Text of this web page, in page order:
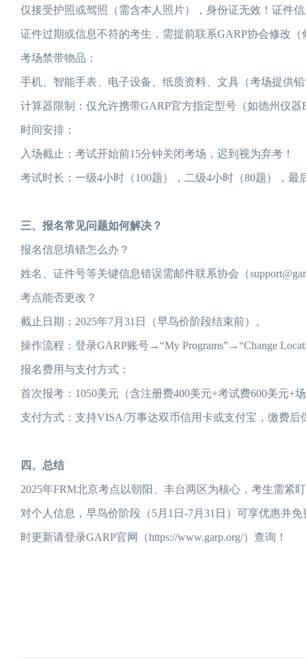
仅接受护照或驾照（需含本人照片），身份证无效！证件
证件过期或信息不符的考生，需提前联系GARP协会修改
考场禁带物品：
手机、智能手表、电子设备、纸质资料、文具（考场提供
计算器限制：仅允许携带GARP官方指定型号（如德州仪器
时间安排：
入场截止：考试开始前15分钟关闭考场，迟到视为弃考！
考试时长：一级4小时（100题），二级4小时（80题），最
三、报名常见问题如何解决？
报名信息填错怎么办？
姓名、证件号等关键信息错误需邮件联系协会（
考点能否更改？
截止日期：2025年7月31日（早鸟价阶段结束前）。
操作流程：登录GARP账号→“My Programs”→“Change
报名费用与支付方式：
首次报考：1050美元（含注册费400美元+考试费600美元+
支付方式：支持VISA/万事达双币信用卡或支付宝，缴费后
四、总结
2025年FRM北京考点以朝阳、丰台两区为核心，考生需紧
对个人信息，早鸟价阶段（5月1日-7月31日）可享优惠并
时更新请登录GARP官网（https://www.garp.org/）查询！